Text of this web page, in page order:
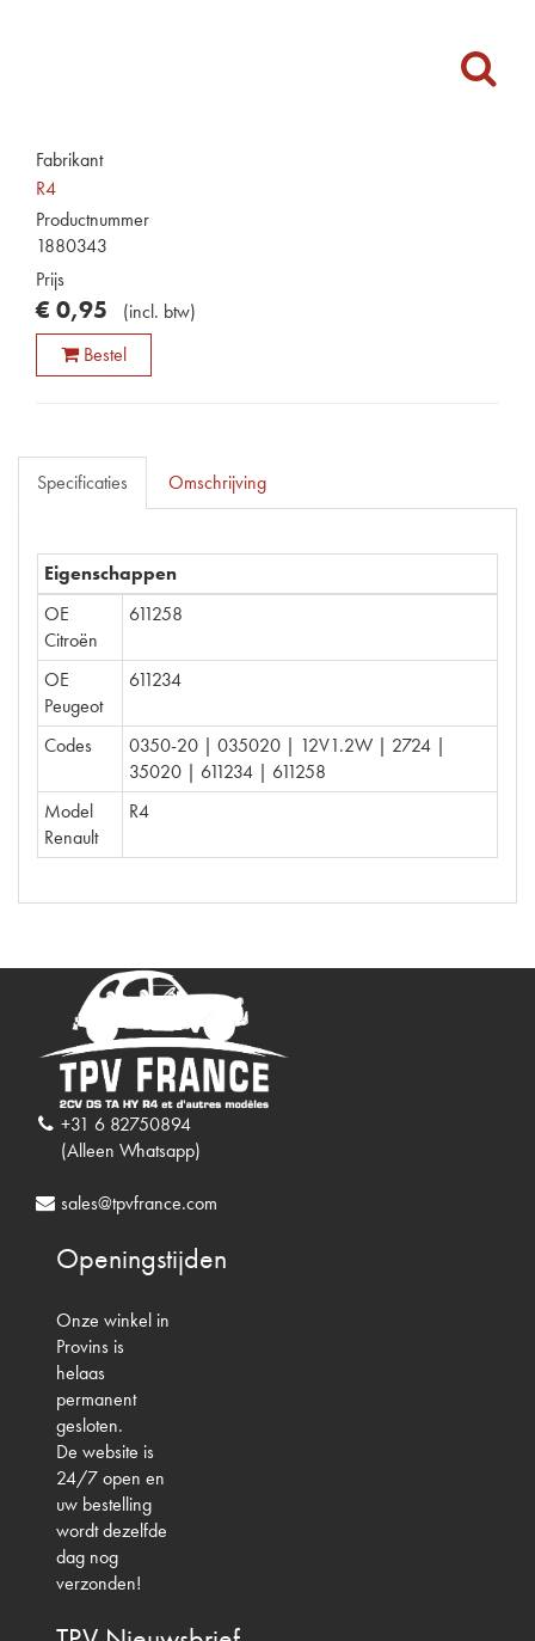
Fabrikant
R4
Productnummer
1880343
Prijs
€ 0,95 (incl. btw)
Bestel
Specificaties Omschrijving
Eigenschappen
OE
Citroën
611258
OE
Peugeot
611234
Codes
0350-20 | 035020 | 12V1.2W | 2724 |
35020 | 611234 | 611258
Model
Renault
R4
+31 6 82750894
(Alleen Whatsapp)
sales@tpvfrance.com
Openingstijden
Onze winkel in
Provins is
helaas
permanent
gesloten.
De website is
24/7 open en
uw bestelling
wordt dezelfde
dag nog
verzonden!